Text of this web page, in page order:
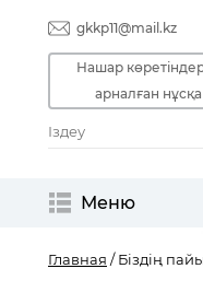
gkkp11@mail.kz
Нашар
арналған нұсқа
Меню
Главная / Біздің